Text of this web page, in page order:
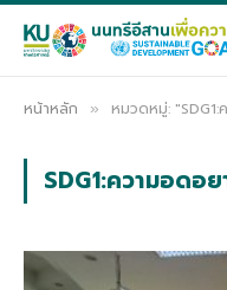
หน้าหลัก » หมวดหมู่:
SDG1:ความอดอ